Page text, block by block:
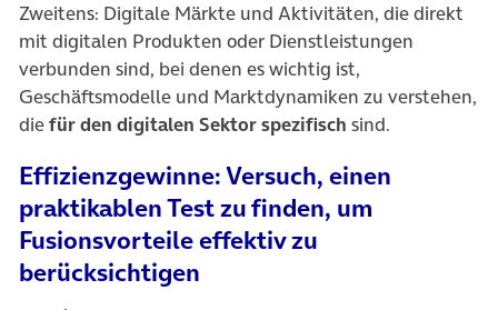
Zweitens: Digitale Märkte und Aktivitäten, die direkt
mit digitalen Produkten oder Dienstleistungen
verbunden sind, bei denen es wichtig ist,
Geschäftsmodelle und Marktdynamiken zu verstehen,
diefür den digitalen Sektor spezifisch sind.
Effizienzgewinne: Versuch, einen
praktikablen Test zu finden, um
Fusionsvorteile effektiv zu
berücksichtigen